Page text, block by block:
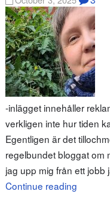
-inlägget innehåller
verkligen inte hur tiden
Egentligen är det
regelbundet bloggat om
jag upp mig från ett jobb
Continue reading